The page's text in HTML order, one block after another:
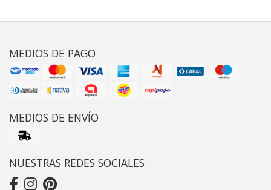
MEDIOS DE PAGO
MEDIOS DE ENVÍO
NUESTRAS REDES SOCIALES